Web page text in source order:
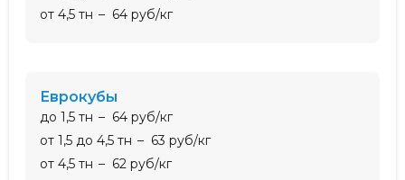
от 4,5 тн
64 руб/кг
еврокубы
до 1,5 тн
64 руб/кг
от 1,5 до 4,5 тн
63 руб/кг
от 4,5 тн
62 руб/кг